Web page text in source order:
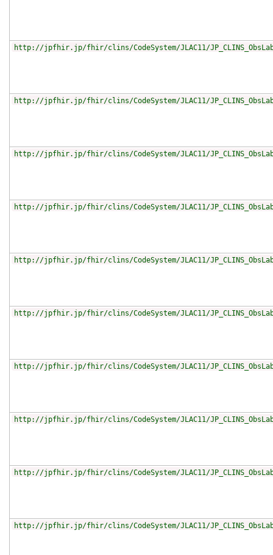
http://jpfhir.jp/fhir/clins/CodeSystem/JLAC11/
http://jpfhir.jp/fhir/clins/CodeSystem/JLAC11/
http://jpfhir.jp/fhir/clins/CodeSystem/JLAC11/
http://jpfhir.jp/fhir/clins/CodeSystem/JLAC11/
http://jpfhir.jp/fhir/clins/CodeSystem/JLAC11/
http://jpfhir.jp/fhir/clins/CodeSystem/JLAC11/
http://jpfhir.jp/fhir/clins/CodeSystem/JLAC11/
http://jpfhir.jp/fhir/clins/CodeSystem/JLAC11/
http://jpfhir.jp/fhir/clins/CodeSystem/JLAC11/
http://jpfhir.jp/fhir/clins/CodeSystem/JLAC11/